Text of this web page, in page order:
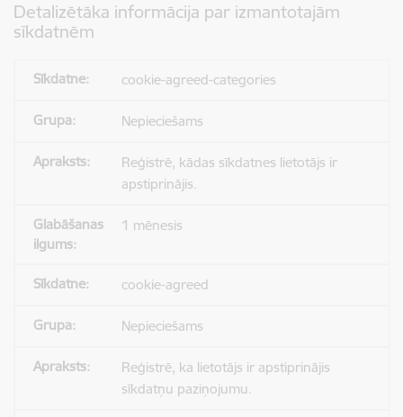
Detalizētāka informācija par izmantotajām
sīkdatnēm
cookie-agreed-categories
Nepieciešams
Reģistrē, kādas sīkdatnes lietotājs ir
apstiprinājis.
1 mēnesis
cookie-agreed
Nepieciešams
Reģistrē, ka lietotājs ir apstiprinājis
sīkdatņu paziņojumu.